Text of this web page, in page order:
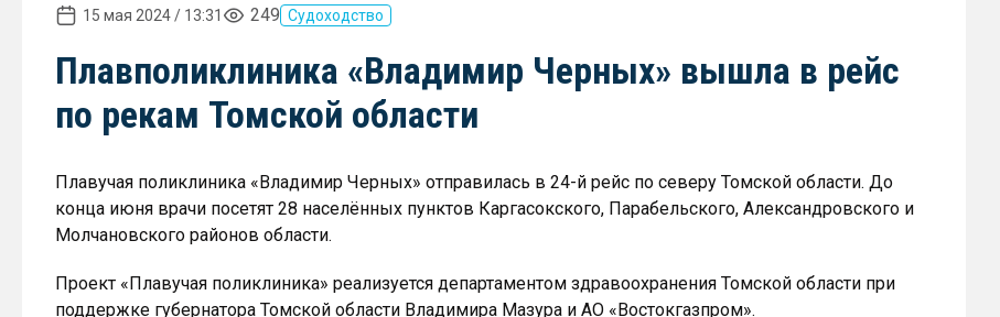
15 мая 2024 / 13:31 249 Судоходство
Плавполиклиника «Владимир Черных» вышла в рейс
по рекам Томской области
Плавучая поликлиника «Владимир Черных» отправилась в 24-й рейс по северу Томской области. До
конца июня врачи посетят 28 населённых пунктов Каргасокского, Парабельского, Александровского и
Молчановского районов области.
Проект «Плавучая поликлиника» реализуется департаментом здравоохранения Томской области при
поддержке губернатора Томской области Владимира Мазура и АО «Востокгазпром».